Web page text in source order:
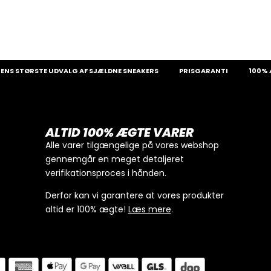
UDVALG AF SJÆLDNE SNEAKERS PRISGARANTI 100% ÆGTE
ALTID 100% ÆGTE VARER
Alle varer tilgængelige på vores webshop
gennemgår en meget detaljeret
verifikationsproces i hånden.
Derfor kan vi garantere at vores produkter
altid er 100% ægte! Læs mere.